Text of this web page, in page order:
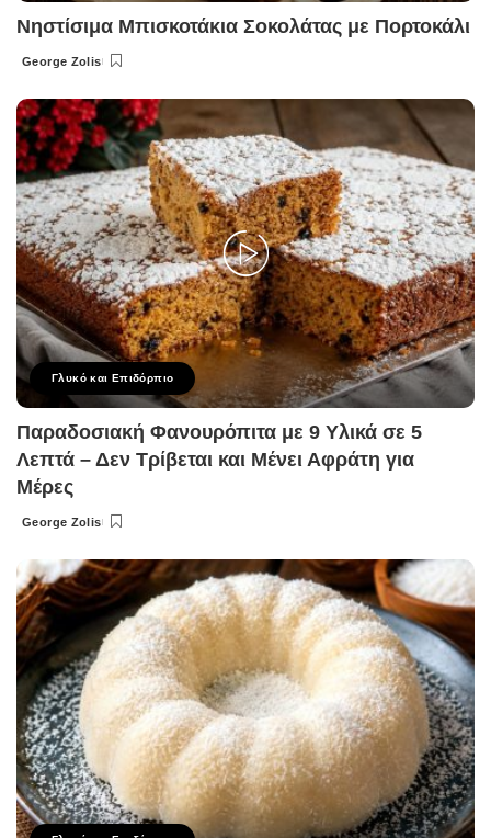
Νηστίσιμα Μπισκοτάκια Σοκολάτας με Πορτοκάλι
Posted
George Zolis
Γλυκό και Επιδόρπιο
Παραδοσιακή Φανουρόπιτα με 9 Υλικά σε 5
Λεπτά – Δεν Τρίβεται και Μένει Αφράτη για
Μέρες
Posted
George Zolis